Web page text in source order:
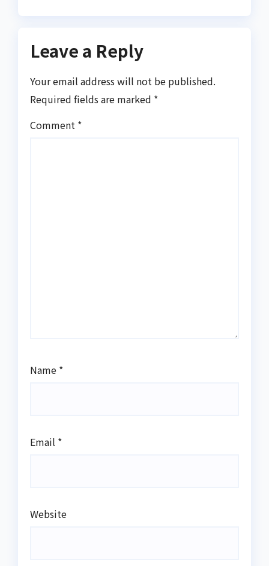
Leave a Reply
Your email address will not be published.
Required fields are marked *
Comment *
Name *
Email *
Website